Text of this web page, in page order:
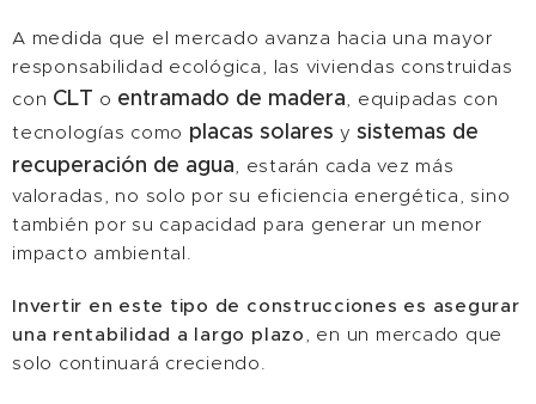
A medida que el mercado avanza hacia una mayor
responsabilidad ecológica, las viviendas construidas
con CLT o entramado de madera, equipadas con
tecnologías como placas solares ysistemas de
recuperación de agua, estarán cada vez más
valoradas, no solo por su eficiencia energética, sino
también por su capacidad para generar un menor
impacto ambiental.
Invertir en este tipo de construcciones es asegurar
una rentabilidad a largo plazo, en un mercado que
solo continuará creciendo.